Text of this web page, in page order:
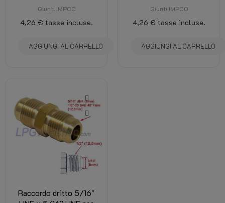
Giunti IMPCO
4,26 € tasse incluse.
AGGIUNGI AL CARRELLO
Giunti IMPCO
4,26 € tasse incluse.
AGGIUNGI AL CARRELLO
Raccordo dritto 5/16"